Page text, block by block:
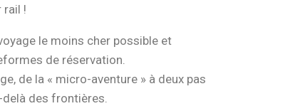
rail !
le moins cher possible et
de réservation.
de la « micro-aventure » à deux pas
delà des frontières.